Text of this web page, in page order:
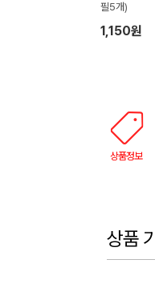
필5개)
1,150원
상품정보
상품